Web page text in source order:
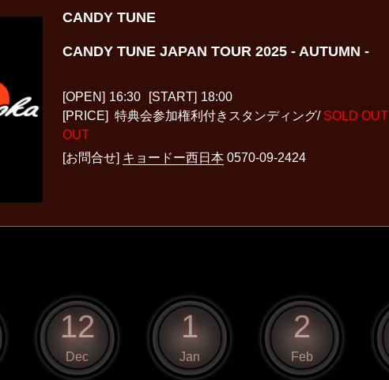
CANDY TUNE
CANDY TUNE JAPAN TOUR 2025 - AUTUMN -
[OPEN] 16:30 [START] 18:00
[PRICE] 特典会参加権利付きスタンディング/ SOLD OUT
OUT
[お問合せ] キョードー西日本 0570-09-2424
12
Dec
1
Jan
2
Feb